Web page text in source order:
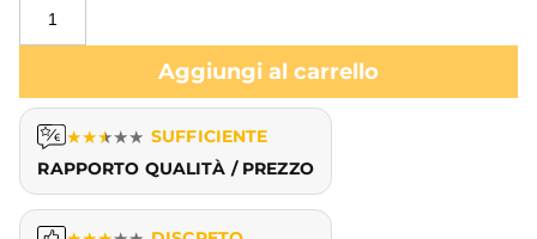
Aggiungi al carrello
★★★★★ SUFFICIENTE
RAPPORTO QUALITÀ / PREZZO